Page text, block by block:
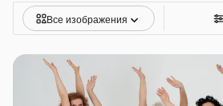
Все изображения